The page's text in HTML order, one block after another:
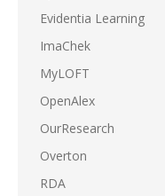
Evidentia Learning
ImaChek
MyLOFT
OpenAlex
OurResearch
Overton
RDA